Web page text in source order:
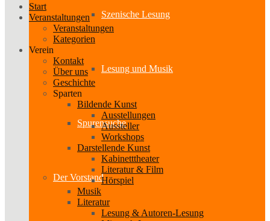
Szenische Lesung
Lesung und Musik
Spurensuche
Der Vorstand
Start
Veranstaltungen
Veranstaltungen
Kategorien
Verein
Kontakt
Über uns
Geschichte
Sparten
Bildende Kunst
Ausstellungen
Aussteller
Workshops
Darstellende Kunst
Kabinetttheater
Literatur & Film
Hörspiel
Musik
Literatur
Lesung & Autoren-Lesung